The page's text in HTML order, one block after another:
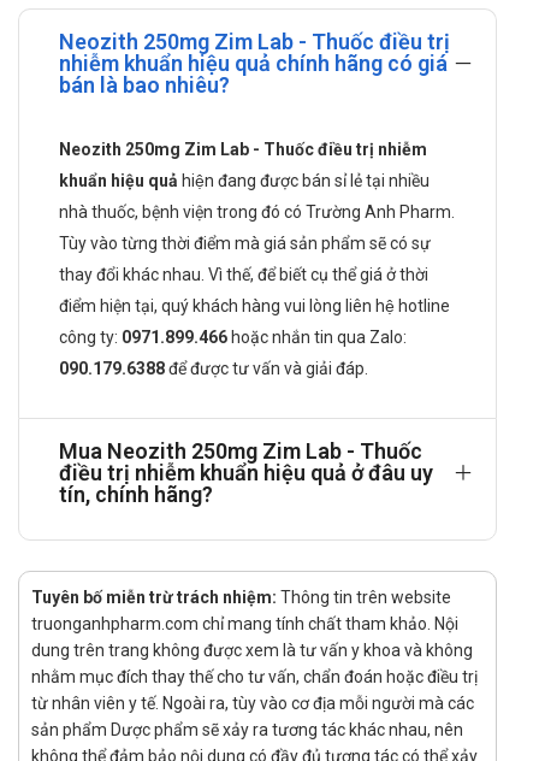
Đối tượng có thể sử dụng Neozith 250mg
Zim Lab
Người lớn và trẻ em mắc các bệnh kể trên
Cách dùng Neozith 250mg Zim Lab như
thế nào?
Thuốc dùng đường uống
Liều dùng Neozith 250mg Zim Lab được
khuyến cáo
Uống 1 lần/ngày, uống 1 giờ trước bữa ăn hoặc 2 giờ sau
Thời gian điều trị được khuyến cáo
Tuỳ vào đối tượng, độ tuổi, tình trạng bệnh mà có thời gian
Không sử dụng với người bị mẫn cảm với bất cứ thành
phần nào có trong thuốc.
Cảnh báo và thận trọng trong quá trình
sử dụng Neozith 250mg Zim Lab
Đọc kĩ hướng dẫn sử dụng trước khi dùng.
Neozith 250mg Zim Lab - Thuốc điều trị
nhiễm khuẩn hiệu quả chính hãng có giá
bán là bao nhiêu?
Neozith 250mg Zim Lab - Thuốc điều trị nhiễm
khuẩn hiệu quả hiện đang được bán sỉ lẻ tại nhiều
nhà thuốc, bệnh viện trong đó có Trường Anh Pharm.
Tùy vào từng thời điểm mà giá sản phẩm sẽ có sự
thay đổi khác nhau. Vì thế, để biết cụ thể giá ở thời
điểm hiện tại, quý khách hàng vui lòng liên hệ hotline
công ty: 0971.899.466 hoặc nhắn tin qua Zalo:
090.179.6388để được tư vấn và giải đáp.
Mua Neozith 250mg Zim Lab - Thuốc
điều trị nhiễm khuẩn hiệu quả ở đâu uy
tín, chính hãng?
Tuyên bố miễn trừ trách nhiệm: Thông tin trên website
truonganhpharm.com chỉ mang tính chất tham khảo. Nội
dung trên trang không được xem là tư vấn y khoa và không
nhằm mục đích thay thế cho tư vấn, chẩn đoán hoặc điều trị
từ nhân viên y tế. Ngoài ra, tùy vào cơ địa mỗi người mà các
sản phẩm Dược phẩm sẽ xảy ra tương tác khác nhau, nên
không thể đảm bảo nội dung có đầy đủ tương tác có thể xảy